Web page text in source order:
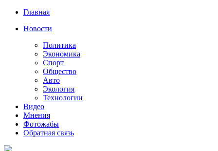
Главная
Новости
Политика
Экономика
Спорт
Общество
Авто
Экология
Технологии
Видео
Мнения
Фотожабы
Обратная связь